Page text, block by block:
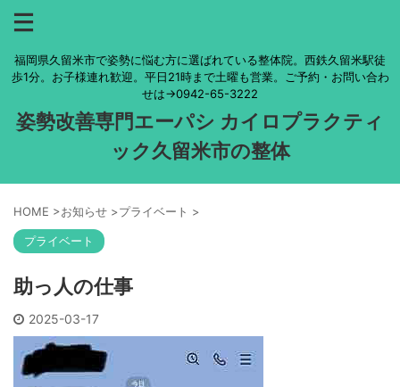
福岡県久留米市で姿勢に悩む方に選ばれている整体院。西鉄久留米駅徒
歩1分。お子様連れ歓迎。平日21時まで土曜も営業。ご予約・お問い合わ
せは→0942-65-3222
姿勢改善専門エーパシ カイロプラクティ
ック久留米市の整体
HOME >お知らせ >プライベート >
プライベート
助っ人の仕事
2025-03-17